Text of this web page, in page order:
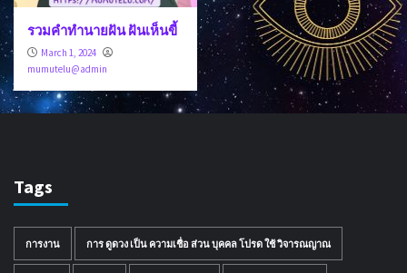
รวมคำทำนายฝัน ฝันเห็นขี้
March 1, 2024
mumutelu@admin
Tags
การงาน การ ดูดวง เป็น ความเชื่อ ส่วน บุคคล โปรด ใช้ วิจารณญาณ